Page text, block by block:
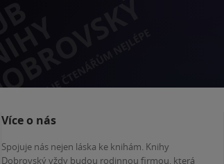
Více o nás
Spojuje nás nejen láska ke knihám. Knihy
Dobrovský vždy budou rodinnou firmou, která